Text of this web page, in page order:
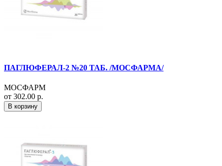
ПАГЛЮФЕРАЛ-2 №20 ТАБ. /МОСФАРМА/
МОСФАРМ
от 302.00 р.
В корзину